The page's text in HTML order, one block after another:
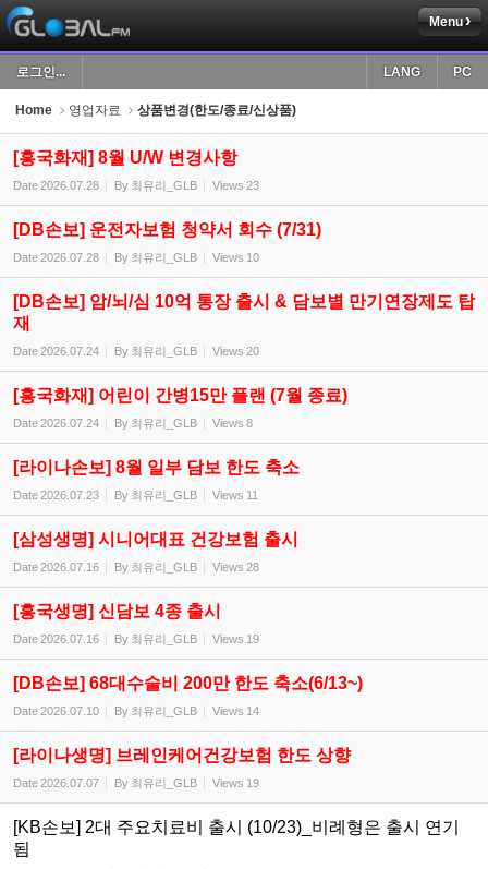
Menu
로그인... PC
LANG
Home 영업자료 상품변경(한도/종료/신상품)
[흥국화재] 8월 U/W 변경사항
Date2026.07.28 By 최유리_GLB Views 23
[DB손보] 운전자보험 청약서 회수 (7/31)
Date2026.07.28 By 최유리_GLB Views 10
[DB손보] 암/뇌/심 10억 통장 출시 & 담보별 만기연장제도 탑
재
Date2026.07.24 By 최유리_GLB Views 20
[흥국화재] 어린이 간병15만 플랜 (7월 종료)
Date2026.07.24 By 최유리_GLB Views 8
[라이나손보] 8월 일부 담보 한도 축소
Date2026.07.23 By 최유리_GLB Views 11
[삼성생명] 시니어대표 건강보험 출시
Date2026.07.16 By 최유리_GLB Views 28
[흥국생명] 신담보 4종 출시
Date2026.07.16 By 최유리_GLB Views 19
[DB손보] 68대수술비 200만 한도 축소(6/13~)
Date2026.07.10 By 최유리_GLB Views 14
[라이나생명] 브레인케어건강보험 한도 상향
Date2026.07.07 By 최유리_GLB Views 19
[KB손보] 2대 주요치료비 출시 (10/23)_비례형은 출시 연기
됨
Sketchbook5, 스케치북5
Sketchbook5, 스케치북5